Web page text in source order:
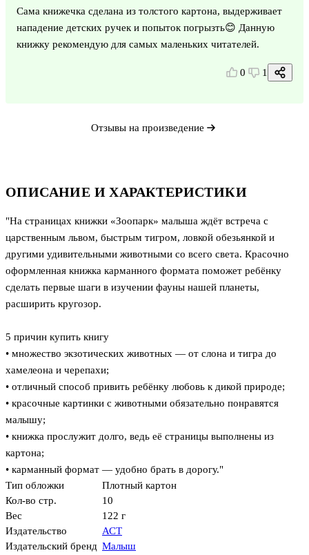
ОПИСАНИЕ И ХАРАКТЕРИСТИКИ
"На страницах книжки «Зоопарк» малыша ждёт встреча с
царственным львом, быстрым тигром, ловкой обезьянкой и
другими удивительными животными со всего света. Красочно
оформленная книжка карманного формата поможет ребёнку
сделать первые шаги в изучении фауны нашей планеты,
расширить кругозор.
5 причин купить книгу
• множество экзотических животных — от слона и тигра до
хамелеона и черепахи;
• отличный способ привить ребёнку любовь к дикой природе;
• красочные картинки с животными обязательно понравятся
малышу;
• книжка прослужит долго, ведь её страницы выполнены из
картона;
• карманный формат — удобно брать в дорогу."
Тип обложки
Плотный картон
Кол-во стр.
10
Вес
122 г
Издательство
АСТ
Издательский бренд Малыш
Сама книжечка сделана из толстого картона, выдерживает
нападение детских ручек и попыток погрызть😊 Данную
книжку рекомендую для самых маленьких читателей.
0 1
Отзывы на произведение